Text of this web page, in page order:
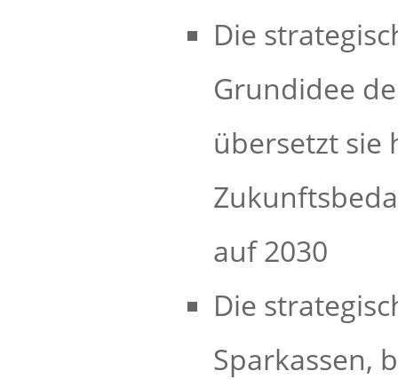
Die
Grundidee
übersetzt sie
auf 2030
Die
Sparkassen,